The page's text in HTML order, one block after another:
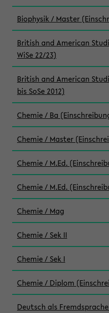
Biophysik / Master
British and American
WiSe 22/23)
British and American
bis SoSe 2012)
Chemie / Ba
Chemie / Master
Chemie / M.Ed.
Chemie / M.Ed.
Chemie / Mag
Chemie / Sek II
Chemie / Sek I
Chemie / Diplom
Deutsch als